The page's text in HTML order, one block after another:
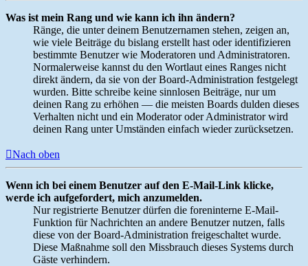
Was ist mein Rang und wie kann ich ihn ändern?
Ränge, die unter deinem Benutzernamen stehen, zeigen an,
wie viele Beiträge du bislang erstellt hast oder identifizieren
bestimmte Benutzer wie Moderatoren und Administratoren.
Normalerweise kannst du den Wortlaut eines Ranges nicht
direkt ändern, da sie von der Board-Administration festgelegt
wurden. Bitte schreibe keine sinnlosen Beiträge, nur um
deinen Rang zu erhöhen — die meisten Boards dulden dieses
Verhalten nicht und ein Moderator oder Administrator wird
deinen Rang unter Umständen einfach wieder zurücksetzen.
Nach oben
Wenn ich bei einem Benutzer auf den E-Mail-Link klicke,
werde ich aufgefordert, mich anzumelden.
Nur registrierte Benutzer dürfen die foreninterne E-Mail-
Funktion für Nachrichten an andere Benutzer nutzen, falls
diese von der Board-Administration freigeschaltet wurde.
Diese Maßnahme soll den Missbrauch dieses Systems durch
Gäste verhindern.